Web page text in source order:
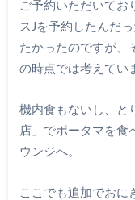
ご予約いただいてお
スJを予約したんだ
たかったのですが、
の時点では考えてい
機内食もないし、と
店」でポータマを食
ウンジへ。
ここでも追加でおに